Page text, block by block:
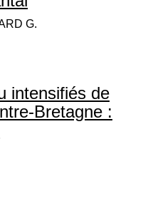
G.
intensifiés de
Bretagne :